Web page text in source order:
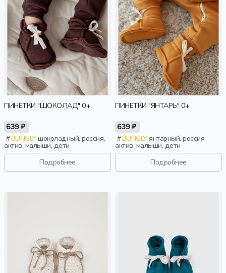
ПИНЕТКИ "ШОКОЛАД" 0+
639 ₽
BUNGLYшоколадный, россия,
актив, малыши, дети
Подробнее
ПИНЕТКИ "ЯНТАРЬ" 0+
639 ₽
BUNGLYянтарный, россия,
актив, малыши, дети
Подробнее